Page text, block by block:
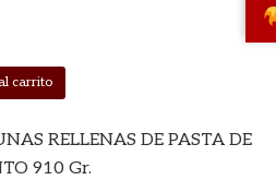
carrito
RELLENAS DE PASTA DE
910 Gr.